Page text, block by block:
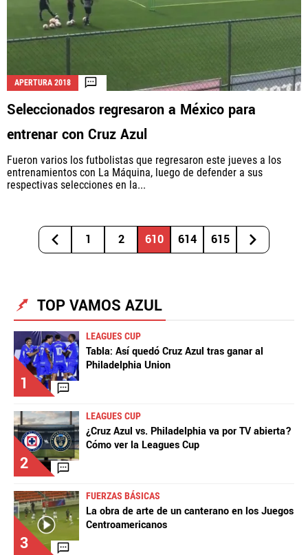
APERTURA 2018
Seleccionados regresaron a México para
entrenar con Cruz Azul
Fueron varios los futbolistas que regresaron este jueves a los
entrenamientos con La Máquina, luego de defender a sus
respectivas selecciones en la...
1 2 610 614 615
TOP VAMOS AZUL
1
LEAGUES CUP
Tabla: Así quedó Cruz Azul tras ganar al
Philadelphia Union
2
LEAGUES CUP
¿Cruz Azul vs. Philadelphia va por TV abierta?
Cómo ver la Leagues Cup
3
FUERZAS BÁSICAS
La obra de arte de un canterano en los Juegos
Centroamericanos